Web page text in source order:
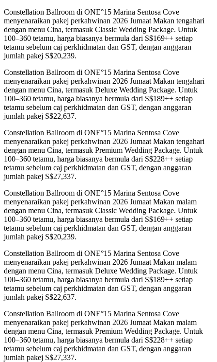
Constellation Ballroom di ONE°15 Marina Sentosa Cove
menyenaraikan pakej perkahwinan 2026 Jumaat Makan tengahari
dengan menu Cina, termasuk Classic Wedding Package. Untuk
100–360 tetamu, harga biasanya bermula dari S$169++ setiap
tetamu sebelum caj perkhidmatan dan GST, dengan anggaran
jumlah pakej S$20,239.
Constellation Ballroom di ONE°15 Marina Sentosa Cove
menyenaraikan pakej perkahwinan 2026 Jumaat Makan tengahari
dengan menu Cina, termasuk Deluxe Wedding Package. Untuk
100–360 tetamu, harga biasanya bermula dari S$189++ setiap
tetamu sebelum caj perkhidmatan dan GST, dengan anggaran
jumlah pakej S$22,637.
Constellation Ballroom di ONE°15 Marina Sentosa Cove
menyenaraikan pakej perkahwinan 2026 Jumaat Makan tengahari
dengan menu Cina, termasuk Premium Wedding Package. Untuk
100–360 tetamu, harga biasanya bermula dari S$228++ setiap
tetamu sebelum caj perkhidmatan dan GST, dengan anggaran
jumlah pakej S$27,337.
Constellation Ballroom di ONE°15 Marina Sentosa Cove
menyenaraikan pakej perkahwinan 2026 Jumaat Makan malam
dengan menu Cina, termasuk Classic Wedding Package. Untuk
100–360 tetamu, harga biasanya bermula dari S$169++ setiap
tetamu sebelum caj perkhidmatan dan GST, dengan anggaran
jumlah pakej S$20,239.
Constellation Ballroom di ONE°15 Marina Sentosa Cove
menyenaraikan pakej perkahwinan 2026 Jumaat Makan malam
dengan menu Cina, termasuk Deluxe Wedding Package. Untuk
100–360 tetamu, harga biasanya bermula dari S$189++ setiap
tetamu sebelum caj perkhidmatan dan GST, dengan anggaran
jumlah pakej S$22,637.
Constellation Ballroom di ONE°15 Marina Sentosa Cove
menyenaraikan pakej perkahwinan 2026 Jumaat Makan malam
dengan menu Cina, termasuk Premium Wedding Package. Untuk
100–360 tetamu, harga biasanya bermula dari S$228++ setiap
tetamu sebelum caj perkhidmatan dan GST, dengan anggaran
jumlah pakej S$27,337.